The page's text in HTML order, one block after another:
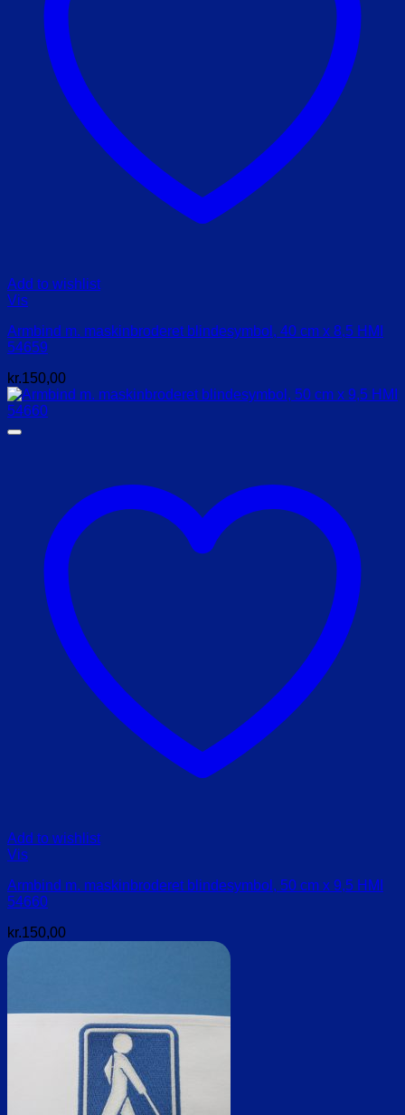
Add to wishlist
Vis
Armbind m. maskinbroderet blindesymbol, 40 cm x 8,5 HMI
54659
kr.150,00
Add to wishlist
Vis
Armbind m. maskinbroderet blindesymbol, 50 cm x 9,5 HMI
54660
kr.150,00